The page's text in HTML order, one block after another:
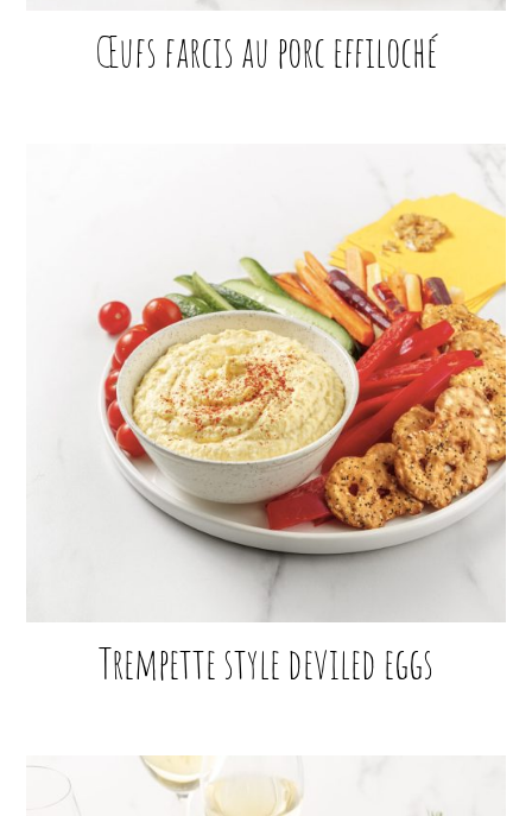
Œufs farcis au porc effiloché
Trempette style deviled eggs